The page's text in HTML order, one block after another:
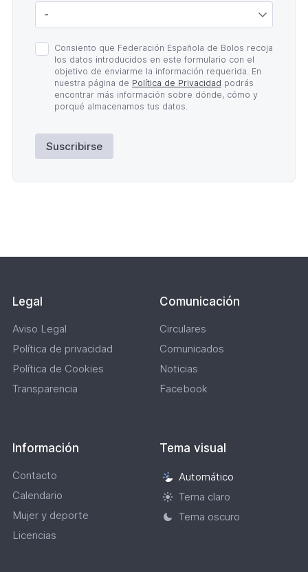
Política
de
Privacidad
Consiento que Federación Española de Bolos recoja
los datos introducidos en este formulario con el
objetivo de enviarme la información requerida. En
nuestra página de Política de Privacidad podrás
encontrar más información sobre dónde, cómo y
porqué almacenamos tus datos.
Suscribirse
Legal
Aviso Legal
Política de privacidad
Política de Cookies
Transparencia
Comunicación
Circulares
Comunicados
Noticias
Facebook
Información
Contacto
Calendario
Mujer y deporte
Licencias
Tema visual
Selección
de
tema
Automático
Tema claro
Tema oscuro